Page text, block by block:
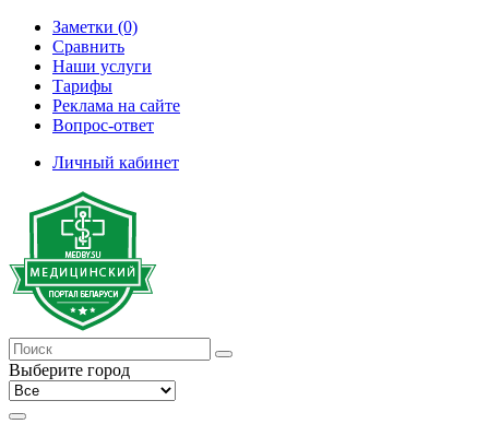
Заметки (0)
Сравнить
Наши услуги
Тарифы
Реклама на сайте
Вопрос-ответ
Личный кабинет
Выберите город